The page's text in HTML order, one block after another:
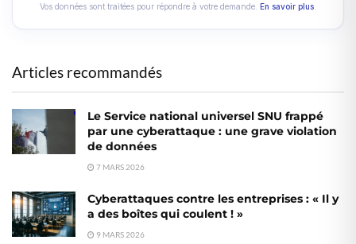
Vos données sont traitées pour répondre à votre demande. En savoir plus
Articles recommandés
Le Service national universel SNU frappé
par une cyberattaque : une grave violation
de données
7 MARS 2026
Cyberattaques contre les entreprises : « Il y
a des boîtes qui coulent ! »
9 MARS 2026